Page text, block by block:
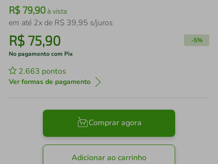
R$ 79,90à vista
em até 2x de R$ 39,95 s/juros
R$ 75,90 -5%
No pagamento com Pix
2.663 pontos
Ver formas de pagamento
Comprar agora
Adicionar ao carrinho